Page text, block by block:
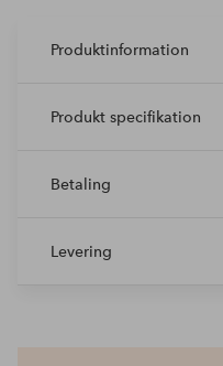
Produktinformation
Produkt specifikation
Betaling
Levering